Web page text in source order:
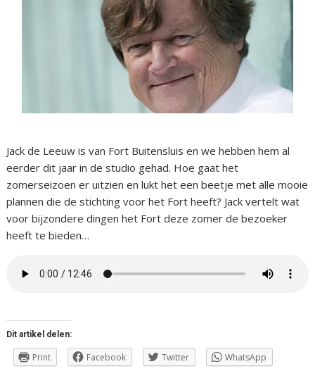
Jack de Leeuw is van Fort Buitensluis en we hebben hem al
eerder dit jaar in de studio gehad. Hoe gaat het
zomerseizoen er uitzien en lukt het een beetje met alle mooie
plannen die de stichting voor het Fort heeft? Jack vertelt wat
voor bijzondere dingen het Fort deze zomer de bezoeker
heeft te bieden…
Dit artikel delen:
Print Facebook Twitter WhatsApp